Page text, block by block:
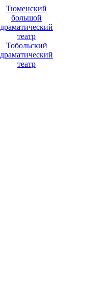
Тюменский
большой
драматический
театр
Тобольский
драматический
театр